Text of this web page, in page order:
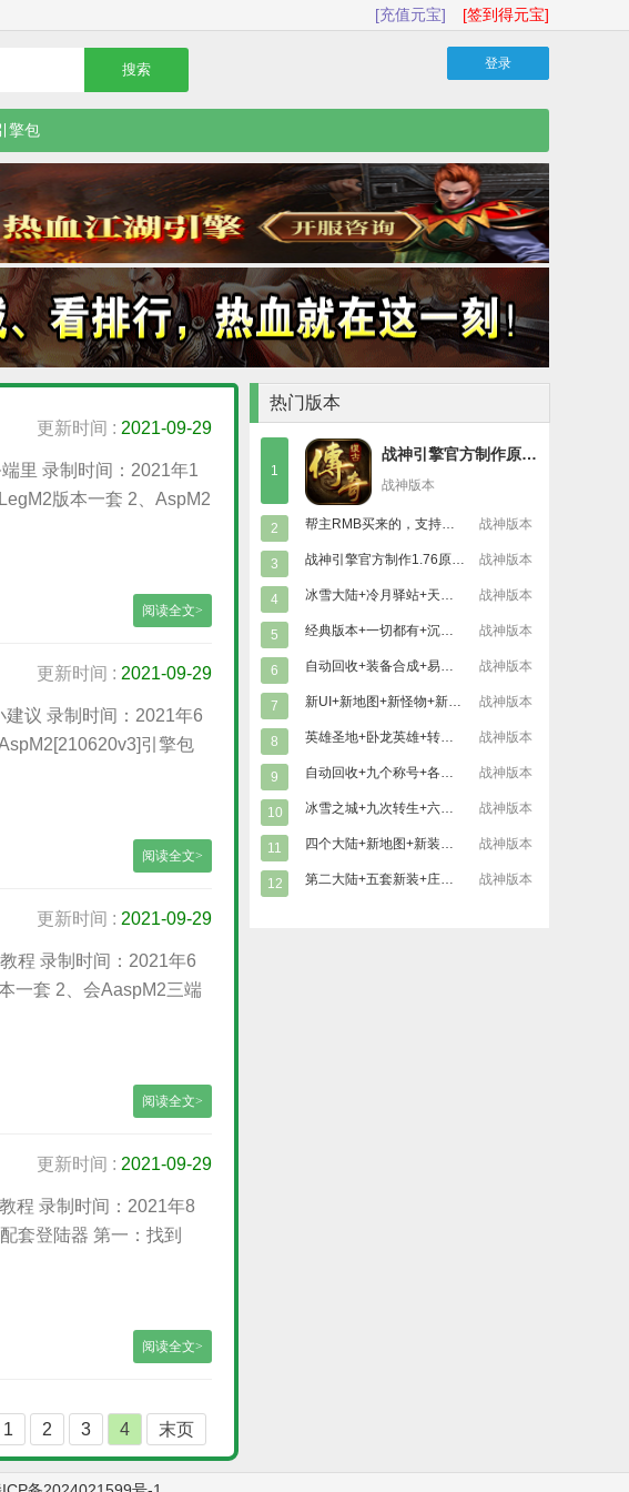
[签到得元宝]
[充值元宝]
搜索 登录
擎包
更新时间 : 2021-09-29
里 录制时间：2021年1
版本一套 2、AspM2
阅读全文>
更新时间 : 2021-09-29
议 录制时间：2021年6
引擎包
阅读全文>
更新时间 : 2021-09-29
程 录制时间：2021年6
一套 2、会AaspM2三端
阅读全文>
更新时间 : 2021-09-29
程 录制时间：2021年8
套登陆器 第一：找到
阅读全文>
1 2 3 4 末页
热门版本
1
战神引擎官方制作原始1.85合击端
战神版本
2 帮主RMB买来的，支持安装和苹 战神版本
3 战神引擎官方制作1.76原始端 战神版本
4 冰雪大陆+冷月驿站+天地神魔+独家制作 战神版本
5 经典版本+一切都有+沉默首选 战神版本
6 自动回收+装备合成+易币兑换+一切都爆 战神版本
7 新UI+新地图+新怪物+新装备 战神版本
8 英雄圣地+卧龙英雄+转生狂暴+加官进爵 战神版本
9 自动回收+九个称号+各种活动+功能丰富 战神版本
10 冰雪之城+九次转生+六道轮回+装备熔炼 战神版本
11 四个大陆+新地图+新装备+玩法丰富 战神版本
12 第二大陆+五套新装+庄园钓鱼+炼体十层 战神版本